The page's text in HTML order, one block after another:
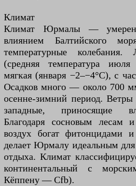
Климат
Климат Юрмалы —
влиянием Балтийского
температурные колебания.
(средняя температура
мягкая (января −2–−4°C), с
Осадков много — около 700
осенне-зимний период.
западные, приносящие
Благодаря сосновым лесам
воздух богат фитонцидами
делает Юрмалу идеальным для
отдыха. Климат
континентальный с
Кёппену — Cfb).